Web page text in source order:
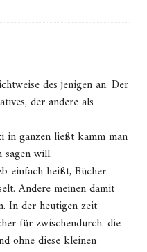
des jenigen an. Der
der andere als
in ganzen ließt kamm man
sagen will.
einfach heißt, Bücher
Andere meinen damit
In der heutigen zeit
für zwischendurch. die
ohne diese kleinen